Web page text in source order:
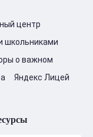
центр
школьниками
о важном
Яндекс Лицей